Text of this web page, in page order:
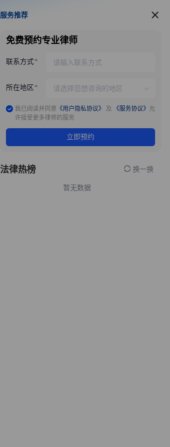
服务推荐
服务推荐
免费预约专业律师
联系方式
所在地区
我已阅读并同意 《用户隐私协议》 及 《服务协议》 允
许接受更多律师的服务
立即预约
法律热榜 换一换
暂无数据